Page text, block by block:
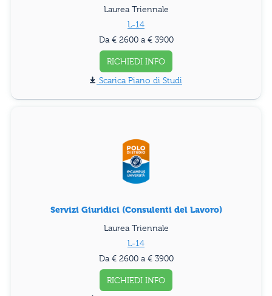
Laurea Triennale
L-14
Da € 2600 a € 3900
RICHIEDI INFO
Piano di Studi
Servizi Giuridici (Consulenti del Lavoro)
Laurea Triennale
L-14
Da € 2600 a € 3900
RICHIEDI INFO